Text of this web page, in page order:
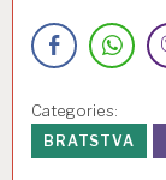
Categories:
BRATSTVA